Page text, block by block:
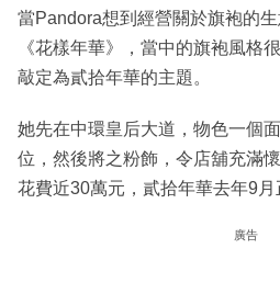
當Pandora想到經營關於旗袍的
《花樣年華》，當中的旗袍風格
敲定為貳拾年華的主題。
她先在中環皇后大道，物色一個
位，然後將之粉飾，令店舖充滿
花費近30萬元，貳拾年華去年9月
廣告